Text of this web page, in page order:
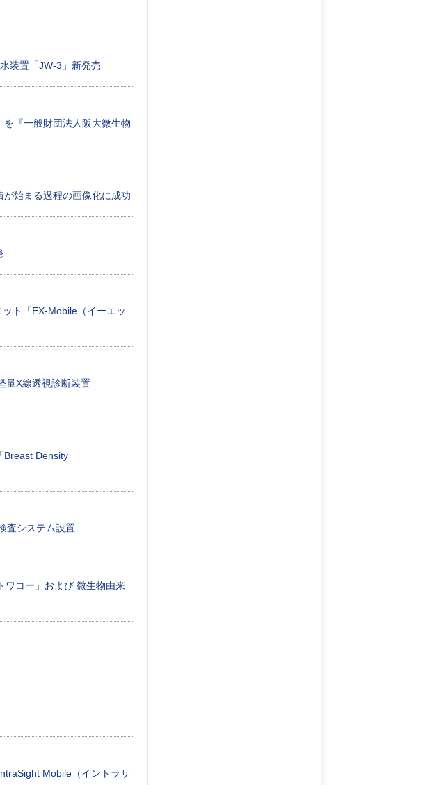
装置「JW-3」新発売
『一般財団法人阪大微生物
始まる過程の画像化に成功
ト「EX-Mobile（イーエッ
量X線透視診断装置
Breast Density
査システム設置
ワコー」および 微生物由来
Mobile（イントラサ